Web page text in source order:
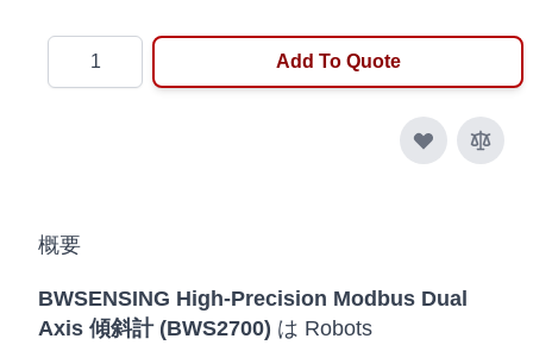
Add To Quote
概要
BWSENSING High-Precision Modbus Dual
Axis 傾斜計 (BWS2700) は Robots